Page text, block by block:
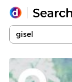
Yang sedang
Loading...